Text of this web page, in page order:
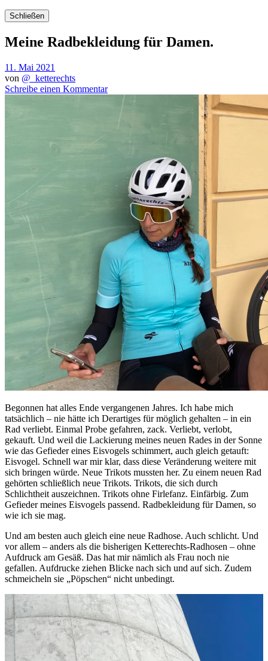
Schließen
Meine Radbekleidung für Damen.
11. Mai 2021
von @_ketterechts
Schreibe einen Kommentar
Begonnen hat alles Ende vergangenen Jahres. Ich habe mich
tatsächlich – nie hätte ich Derartiges für möglich gehalten – in ein
Rad verliebt. Einmal Probe gefahren, zack. Verliebt, verlobt,
gekauft. Und weil die Lackierung meines neuen Rades in der Sonne
wie das Gefieder eines Eisvogels schimmert, auch gleich getauft:
Eisvogel. Schnell war mir klar, dass diese Veränderung weitere mit
sich bringen würde. Neue Trikots mussten her. Zu einem neuen Rad
gehörten schließlich neue Trikots. Trikots, die sich durch
Schlichtheit auszeichnen. Trikots ohne Firlefanz. Einfärbig. Zum
Gefieder meines Eisvogels passend. Radbekleidung für Damen, so
wie ich sie mag.
Und am besten auch gleich eine neue Radhose. Auch schlicht. Und
vor allem – anders als die bisherigen Ketterechts-Radhosen – ohne
Aufdruck am Gesäß. Das hat mir nämlich als Frau noch nie
gefallen. Aufdrucke ziehen Blicke nach sich und auf sich. Zudem
schmeicheln sie „Pöpschen“ nicht unbedingt.